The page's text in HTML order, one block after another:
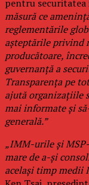
pentru
măsură ce
reglementările
așteptările privind
producătoare,
guvernanță a
Transparența pe
ajută organizațiile
mai informate și
generală.”
„IMM-urile și
mare de a-și
același timp medii